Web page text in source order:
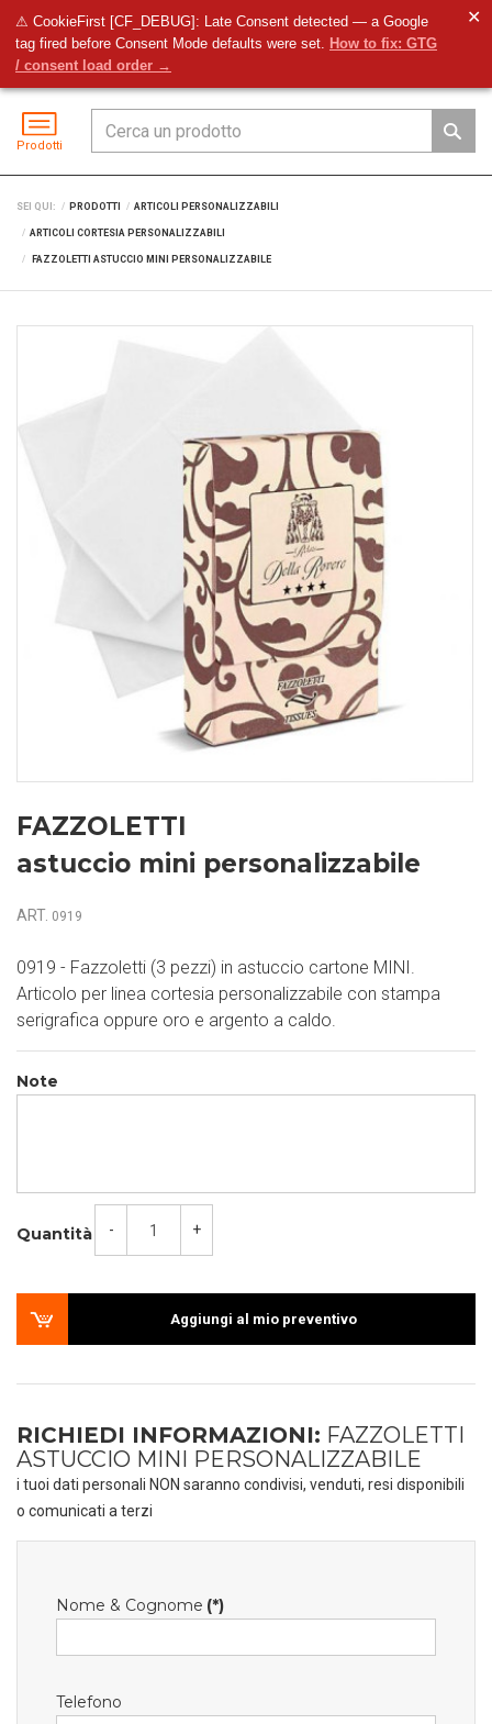
⚠ CookieFirst [CF_DEBUG]: Late Consent detected — a Google
tag fired before Consent Mode defaults were set. How to fix: GTG
/ consent load order →
✕
Prodotti
SEI QUI: PRODOTTI ARTICOLI PERSONALIZZABILI
ARTICOLI CORTESIA PERSONALIZZABILI
FAZZOLETTI ASTUCCIO MINI PERSONALIZZABILE
FAZZOLETTI
astuccio mini personalizzabile
ART. 0919
0919 - Fazzoletti (3 pezzi) in astuccio cartone MINI.
Articolo per linea cortesia personalizzabile con stampa
serigrafica oppure oro e argento a caldo.
Note
Quantità - +
Aggiungi al mio preventivo
RICHIEDI INFORMAZIONI: FAZZOLETTI
ASTUCCIO MINI PERSONALIZZABILE
i tuoi dati personali NON saranno condivisi, venduti, resi disponibili
o comunicati a terzi
Nome & Cognome (*)
Telefono